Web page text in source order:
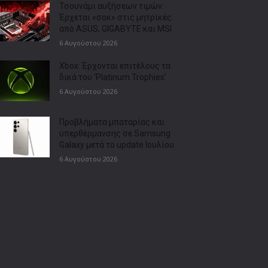
Τσουνάμι αυξήσεων τιμών:
Έρχεται «σοκ» στις μητρικές
από ASUS, GIGABYTE και MSI
6 Αυγούστου 2026
Xbox: Έρχονται επιτέλους τα
δικά του ‘Platinum Trophies’
6 Αυγούστου 2026
Προβλήματα μπαταρίας και
υπερθέρμανσης σε Samsung
Galaxy μετά το update Ιουλίου
6 Αυγούστου 2026